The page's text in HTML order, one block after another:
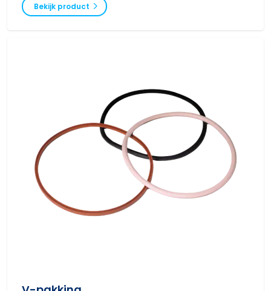
Bekijk product